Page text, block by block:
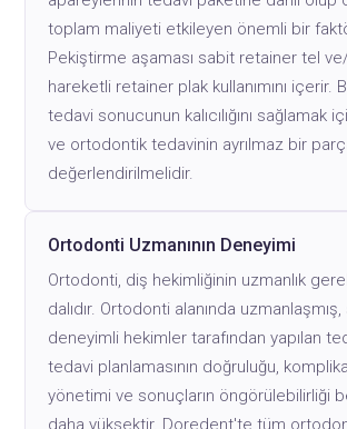
toplam maliyeti etkileyen önemli bir
Pekiştirme aşaması sabit retainer tel
hareketli retainer plak kullanımını içerir.
tedavi sonucunun kalıcılığını sağlamak
ve ortodontik tedavinin ayrılmaz bir
değerlendirilmelidir.
Ortodonti Uzmanının Deneyimi
Ortodonti, diş hekimliğinin uzmanlık
dalıdır. Ortodonti alanında
deneyimli hekimler tarafından yapılan
tedavi planlamasının doğruluğu,
yönetimi ve sonuçların öngörülebilirliği
daha yüksektir. Doredent'te tüm